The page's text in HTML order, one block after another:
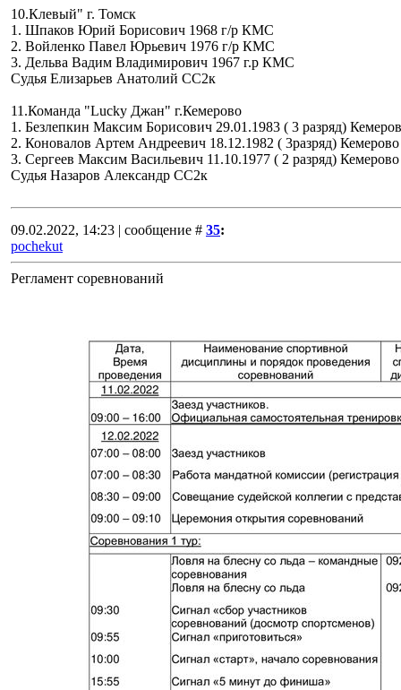
10.Клевый" г. Томск
1. Шпаков Юрий Борисович 1968 г/р КМС
2. Войленко Павел Юрьевич 1976 г/р КМС
3. Дельва Вадим Владимирович 1967 г.р КМС
Судья Елизарьев Анатолий СС2к
11.Команда "Lucky Джан" г.Кемерово
1. Безлепкин Максим Борисович 29.01.1983 ( 3 разряд)
2. Коновалов Артем Андреевич 18.12.1982 ( 3разряд) Кемерово
3. Сергеев Максим Васильевич 11.10.1977 ( 2 разряд) Кемерово
Судья Назаров Александр СС2к
09.02.2022, 14:23 | сообщение # 35:
pochekut
Регламент соревнований